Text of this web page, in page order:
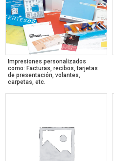
Impresiones personalizados
como: Facturas, recibos, tarjetas
de presentación, volantes,
carpetas, etc.